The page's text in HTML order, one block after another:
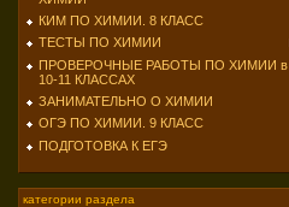
КИМ ПО ХИМИИ. 8 КЛАСС
ТЕСТЫ ПО ХИМИИ
ПРОВЕРОЧНЫЕ РАБОТЫ ПО ХИМИИ в
10-11 КЛАССАХ
ЗАНИМАТЕЛЬНО О ХИМИИ
ОГЭ ПО ХИМИИ. 9 КЛАСС
ПОДГОТОВКА К ЕГЭ
категории раздела